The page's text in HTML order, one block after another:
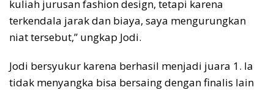
kuliah jurusan fashion design, tetapi karena
terkendala jarak dan biaya, saya mengurungkan
niat tersebut,” ungkap Jodi.
Jodi bersyukur karena berhasil menjadi juara 1. Ia
tidak menyangka bisa bersaing dengan finalis lain